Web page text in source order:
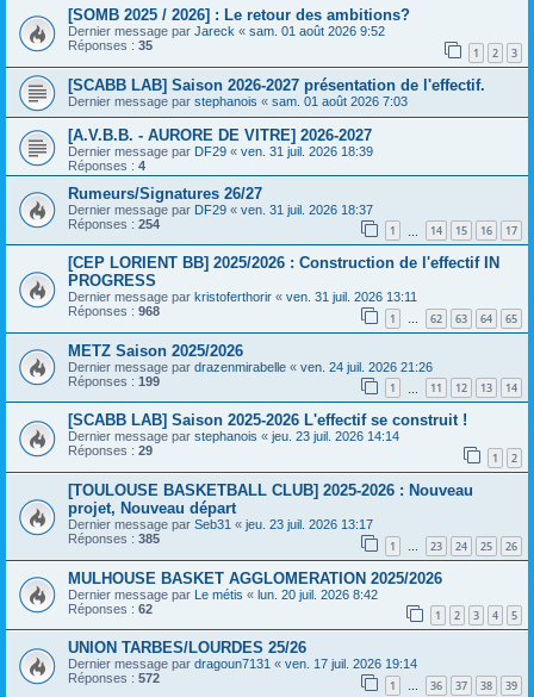
[SOMB 2025 / 2026] : Le retour des ambitions?
Dernier message par Jareck « sam. 01 août 2026 9:52
Réponses : 35 1 2 3
[SCABB LAB] Saison 2026-2027 présentation de l'effectif.
Dernier message par stephanois « sam. 01 août 2026 7:03
[A.V.B.B. - AURORE DE VITRE] 2026-2027
Dernier message par DF29 « ven. 31 juil. 2026 18:39
Réponses : 4
Rumeurs/Signatures 26/27
Dernier message par DF29 « ven. 31 juil. 2026 18:37
Réponses : 254 1 14 15 16 17
[CEP LORIENT BB] 2025/2026 : Construction de l'effectif IN
PROGRESS
Dernier message par kristoferthorir « ven. 31 juil. 2026 13:11
Réponses : 968 1 … 62 63 64 65
METZ Saison 2025/2026
Dernier message par drazenmirabelle « ven. 24 juil. 2026 21:26
Réponses : 199 1 11 12 13 14
[SCABB LAB] Saison 2025-2026 L'effectif se construit !
Dernier message par stephanois « jeu. 23 juil. 2026 14:14
Réponses : 29 1 2
[TOULOUSE BASKETBALL CLUB] 2025-2026 : Nouveau
projet, Nouveau départ
Dernier message par Seb31 « jeu. 23 juil. 2026 13:17
Réponses : 385 1 … 23 24 25 26
MULHOUSE BASKET AGGLOMERATION 2025/2026
Dernier message par Le métis « lun. 20 juil. 2026 8:42
Réponses : 62 1 2 3 4 5
UNION TARBES/LOURDES 25/26
Dernier message par dragoun7131 « ven. 17 juil. 2026 19:14
Réponses : 572 1 … 36 37 38 39